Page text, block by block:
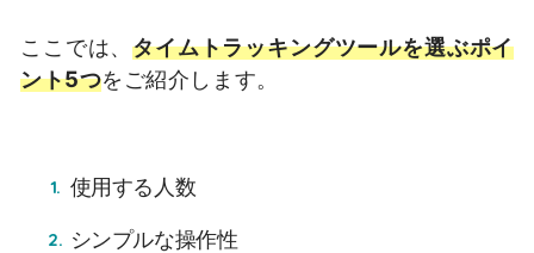
ここでは、タイムトラッキングツールを選ぶポイ
ント5つをご紹介します。
使用する人数
シンプルな操作性